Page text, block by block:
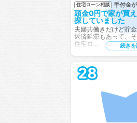
住宅ローン相談 手付金
頭金0円で家が買
探していました
夫婦共働きだけど貯
返済延滞もあって、
住宅ロ…
続き
28